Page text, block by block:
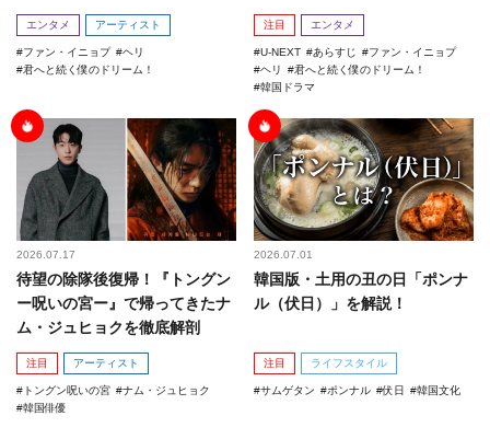
エンタメ アーティスト
ファン・イニョプ
ヘリ
君へと続く僕のドリーム！
注目 エンタメ
U-NEXT あらすじ
ファン・イニョプ
ヘリ
君へと続く僕のドリーム！
韓国ドラマ
2026.07.17
待望の除隊後復帰！『トングン
ー呪いの宮ー』で帰ってきたナ
ム・ジュヒョクを徹底解剖
注目 アーティスト
トングン呪いの宮
ナム・ジュヒョク
韓国俳優
2026.07.01
韓国版・土用の丑の日「ポンナ
ル（伏日）」を解説！
注目 ライフスタイル
サムゲタン ポンナル 伏日 韓国文化